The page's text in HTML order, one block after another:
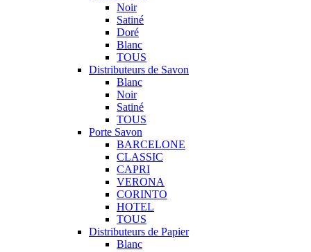
Noir
Satiné
Doré
Blanc
TOUS
Distributeurs de Savon
Blanc
Noir
Satiné
TOUS
Porte Savon
BARCELONE
CLASSIC
CAPRI
VERONA
CORINTO
HOTEL
TOUS
Distributeurs de Papier
Blanc